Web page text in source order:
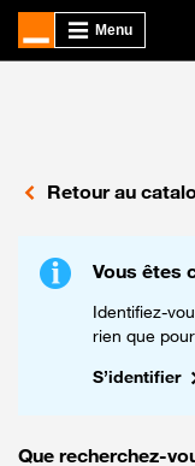
Retour au
Vous êtes
Identifiez-
rien que
S’identifier
Que recherchez-